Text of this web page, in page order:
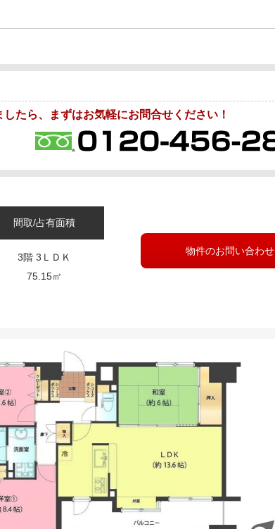
たら、まずはお気軽にお問合せください！
間取/占有面積
3階 3ＬＤＫ
75.15㎡
物件のお問い合わせ